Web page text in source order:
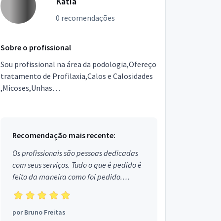
0 recomendações
Sobre o profissional
Sou profissional na área da podologia,Ofereço
tratamento de Profilaxia,Calos e Calosidades
,Micoses,Unhas
Recomendação mais recente:
Os profissionais são pessoas dedicadas
com seus serviços. Tudo o que é pedido é
feito da maneira como foi pedido.
Aprovado!
porBruno Freitas